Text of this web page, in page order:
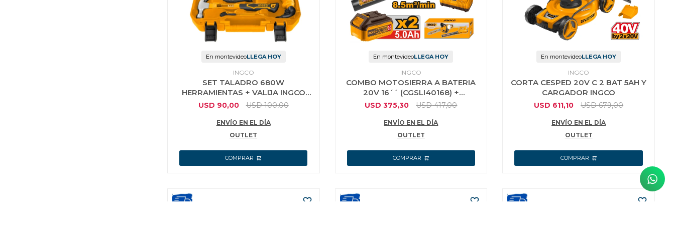
En montevideoLLEGA HOY
INGCO
SET TALADRO 680W
HERRAMIENTAS + VALIJA INGCO
HKTHP11151
USD 90,00 USD 100,00
ENVÍO EN EL DÍA
OUTLET
En montevideoLLEGA HOY
INGCO
COMBO MOTOSIERRA A BATERIA
20V 16´´ (CGSLI40168) +
SOPLADORA A BATERIA 20V
USD 375,30 USD 417,00
ENVÍO EN EL DÍA
OUTLET
En montevideoLLEGA HOY
INGCO
CORTA CESPED 20V C 2 BAT 5AH Y
CARGADOR INGCO
USD 611,10 USD 679,00
ENVÍO EN EL DÍA
OUTLET